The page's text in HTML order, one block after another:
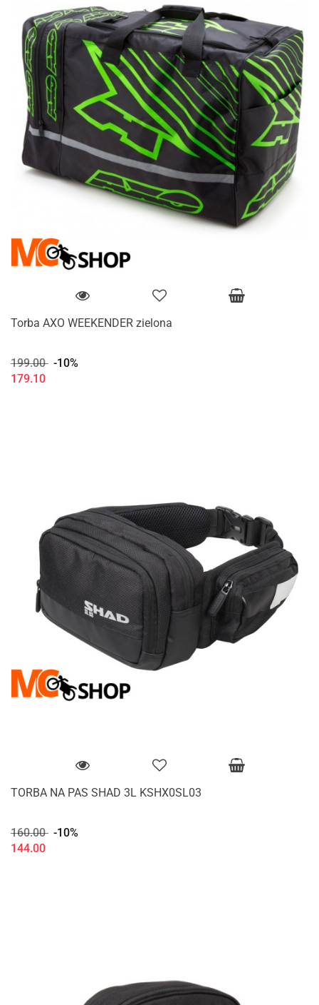
Torba AXO WEEKENDER zielona
199.00 -10%
179.10
TORBA NA PAS SHAD 3L KSHX0SL03
160.00 -10%
144.00